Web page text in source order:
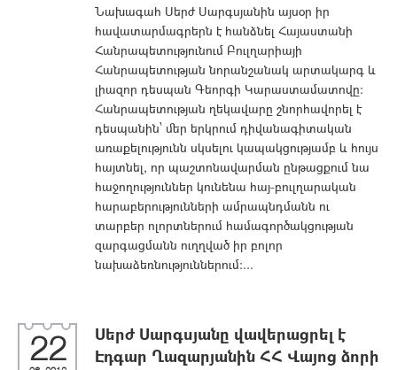
Նախագահ Սերժ Սարգսյանին այսօր իր
հավատարմագրերն է հանձնել Հայաստանի
Հանրապետությունում Բուլղարիայի
Հանրապետության նորանշանակ արտակարգ և
լիազոր դեսպան Գեորգի Կարաստամատովը:
Հանրապետության ղեկավարը շնորհավորել է
դեսպանին՝ մեր երկրում դիվանագիտական
առաքելությունն սկսելու կապակցությամբ և հույս
հայտնել, որ պաշտոնավարման ընթացքում նա
հաջողություններ կունենա հայ-բուլղարական
հարաբերությունների ամրապնդմանն ու
տարբեր ոլորտներում համագործակցության
զարգացմանն ուղղված իր բոլոր
նախաձեռնություններում:...
22
Սերժ Սարգսյանը վավերացրել է
Էդգար Ղազարյանին ՀՀ Վայոց ձորի